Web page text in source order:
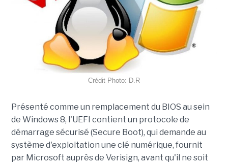
Crédit Photo: D.R
Présenté comme un remplacement du BIOS au sein
de Windows 8, l'UEFI contient un protocole de
démarrage sécurisé (Secure Boot), qui demande au
système d'exploitation une clé numérique, fournit
par Microsoft auprès de Verisign, avant qu'il ne soit